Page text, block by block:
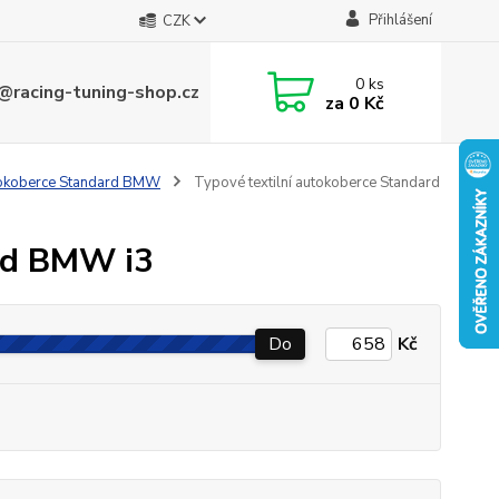
CZK Přihlášení
tuning-shop.cz 0ks
za 0 Kč
Standard BMW
Typové textilní autokoberce Standard
BMW i3
Do Kč